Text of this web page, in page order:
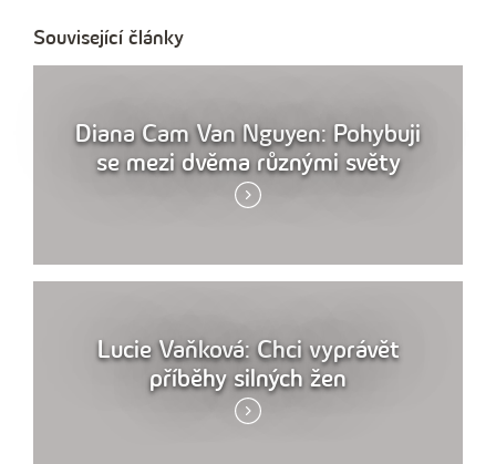
Související články
Diana Cam Van Nguyen: Pohybuji
se mezi dvěma různými světy
Lucie Vaňková: Chci vyprávět
příběhy silných žen